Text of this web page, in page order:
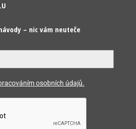
– nic vám neuteče
osobních údajů.